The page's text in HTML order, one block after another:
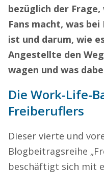
bezüglich der Frage,
Fans macht, was
ist und darum, wie
Angestellte den
wagen und was
Die Work-Life-
Freiberuflers
Dieser vierte und
Blogbeitragsreihe
beschäftigt sich mit